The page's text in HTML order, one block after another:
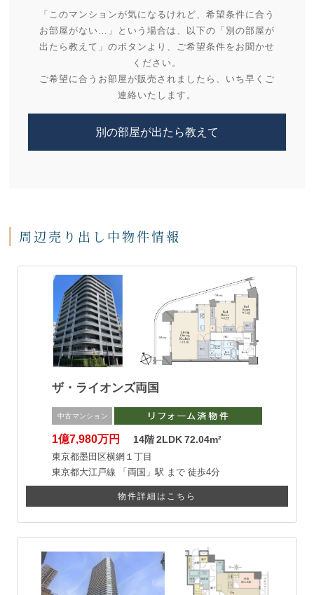
「このマンションが気になるけれど、希望条件に合う
お部屋がない…」という場合は、以下の「別の部屋が
出たら教えて」のボタンより、ご希望条件をお聞かせ
ください。
ご希望に合うお部屋が販売されましたら、いち早くご
連絡いたします。
別の部屋が出たら教えて
周辺売り出し中物件情報
ザ・ライオンズ両国
中古マンション
1億7,980万円 14階2LDK72.04m²
東京都墨田区横網１丁目
東京都大江戸線
「両国」駅 まで 徒歩4分
物件詳細はこちら